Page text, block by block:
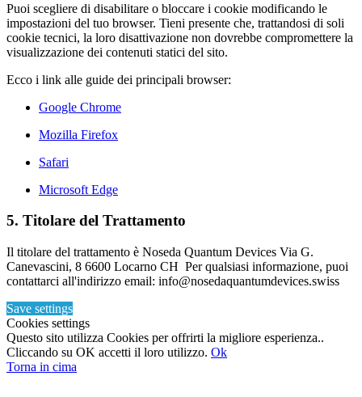
Puoi scegliere di disabilitare o bloccare i cookie modificando le
impostazioni del tuo browser. Tieni presente che, trattandosi di soli
cookie tecnici, la loro disattivazione non dovrebbe compromettere la
visualizzazione dei contenuti statici del sito.
Ecco i link alle guide dei principali browser:
Google Chrome
Mozilla Firefox
Safari
Microsoft Edge
5. Titolare del Trattamento
Il titolare del trattamento è Noseda Quantum Devices Via G.
Canevascini, 8 6600 Locarno CH Per qualsiasi informazione, puoi
contattarci all'indirizzo email: info@nosedaquantumdevices.swiss
Save settings
Cookies settings
Questo sito utilizza Cookies per offrirti la migliore esperienza..
Cliccando su OK accetti il loro utilizzo. Ok
Torna in cima